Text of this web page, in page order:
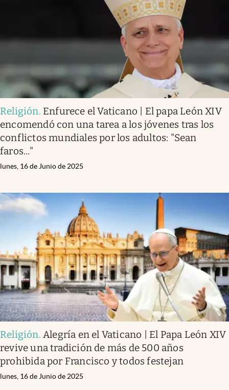
Religión. Enfurece el Vaticano | El papa León XIV
encomendó con una tarea a los jóvenes tras los
conflictos mundiales por los adultos: "Sean
faros..."
lunes, 16 de Junio de 2025
Religión.Alegría en el Vaticano | El Papa León XIV
revive una tradición de más de 500 años
prohibida por Francisco y todos festejan
lunes, 16 de Junio de 2025